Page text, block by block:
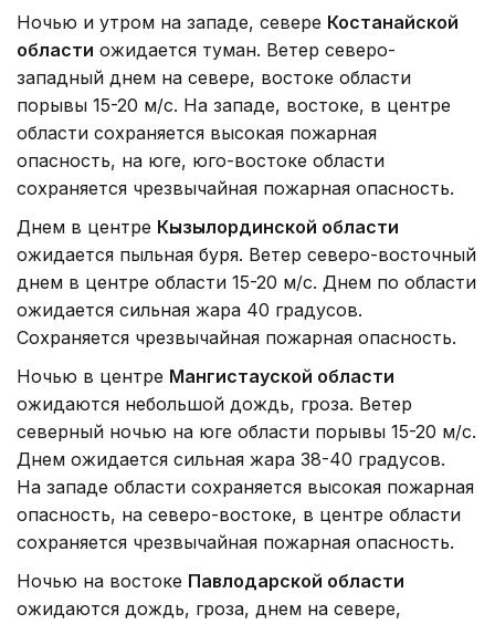
Ночью и утром на западе, севере Костанайской
области ожидается туман. Ветер северо-
западный днем на севере, востоке области
порывы 15-20 м/с. На западе, востоке, в центре
области сохраняется высокая пожарная
опасность, на юге, юго-востоке области
сохраняется чрезвычайная пожарная опасность.
Днем в центре Кызылординской области
ожидается пыльная буря. Ветер северо-восточный
днем в центре области 15-20 м/с. Днем по области
ожидается сильная жара 40 градусов.
Сохраняется чрезвычайная пожарная опасность.
Ночью в центре Мангистауской области
ожидаются небольшой дождь, гроза. Ветер
северный ночью на юге области порывы 15-20 м/с.
Днем ожидается сильная жара 38-40 градусов.
На западе области сохраняется высокая пожарная
опасность, на северо-востоке, в центре области
сохраняется чрезвычайная пожарная опасность.
Ночью на востоке Павлодарской области
ожидаются дождь, гроза, днем на севере,